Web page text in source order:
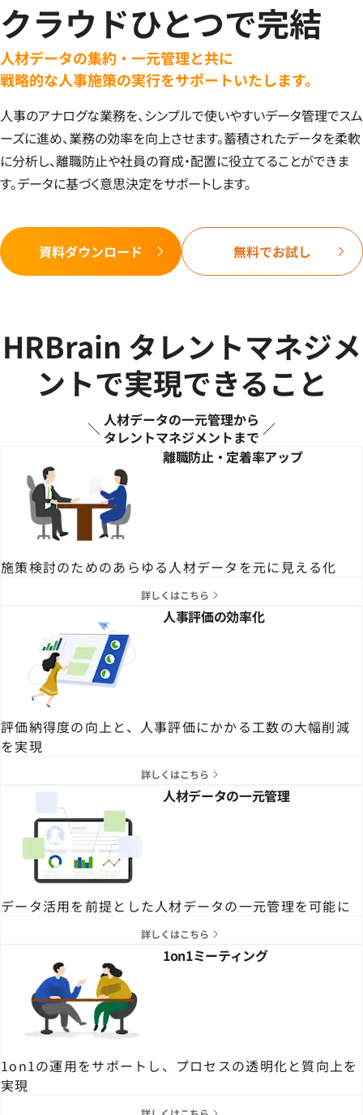
クラウドひとつで完結
人材データの集約・一元管理と共に
戦略的な人事施策の実行をサポートいたします。
人事のアナログな業務を、シンプルで使いやすいデータ管理でスム
ーズに進め、業務の効率を向上させます。蓄積されたデータを柔軟
に分析し、離職防止や社員の育成・配置に役立てることができま
す。データに基づく意思決定をサポートします。
資料ダウンロード 無料でお試し
HRBrain タレントマネジメ
ントで実現できること
人材データの一元管理から
タレントマネジメントまで
離職防止・定着率アップ
施策検討のためのあらゆる人材データを元に見える化
詳しくはこちら
人事評価の効率化
評価納得度の向上と、人事評価にかかる工数の大幅削減
を実現
詳しくはこちら
人材データの一元管理
データ活用を前提とした人材データの一元管理を可能に
詳しくはこちら
1on1ミーティング
1on1の運用をサポートし、プロセスの透明化と質向上を
実現